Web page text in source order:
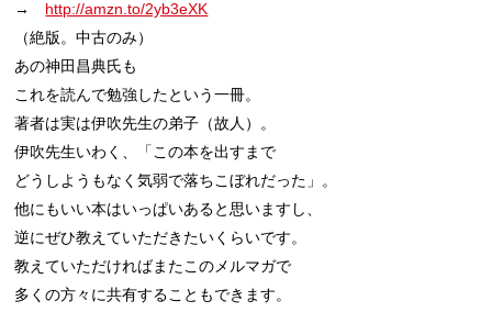
→ http://amzn.to/2yb3eXK
（絶版。中古のみ）
あの神田昌典氏も
これを読んで勉強したという一冊。
著者は実は伊吹先生の弟子（故人）。
伊吹先生いわく、「この本を出すまで
どうしようもなく気弱で落ちこぼれだった」。
他にもいい本はいっぱいあると思いますし、
逆にぜひ教えていただきたいくらいです。
教えていただければまたこのメルマガで
多くの方々に共有することもできます。